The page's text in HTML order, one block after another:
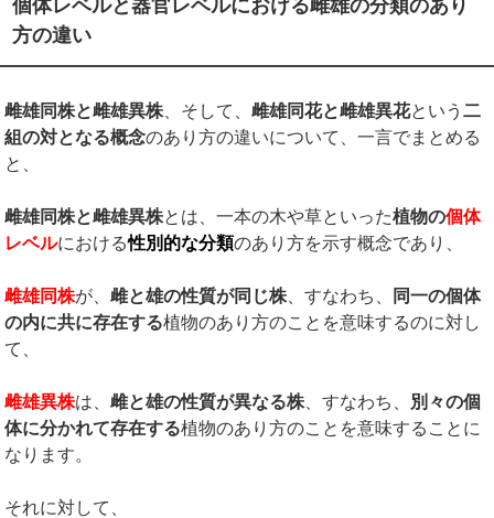
個体レベルと器官レベルにおける雌雄の分類のあり
方の違い
雌雄同株と雌雄異株 、そして、雌雄同花と雌雄異花という二
組の対となる概念のあり方の違いについて、一言でまとめる
と、
雌雄同株と雌雄異株とは、一本の木や草といった植物の個体
レベルにおける性別的な分類のあり方を示す概念であり、
雌雄同株が、雌と雄の性質が同じ株 、すなわち、
同一の個体
の内に共に存在する植物のあり方のことを意味するのに対し
て、
雌雄異株は、雌と雄の性質が異なる株 、すなわち、 別々の個
体に分かれて存在する植物のあり方のことを意味することに
なります。
それに対して、